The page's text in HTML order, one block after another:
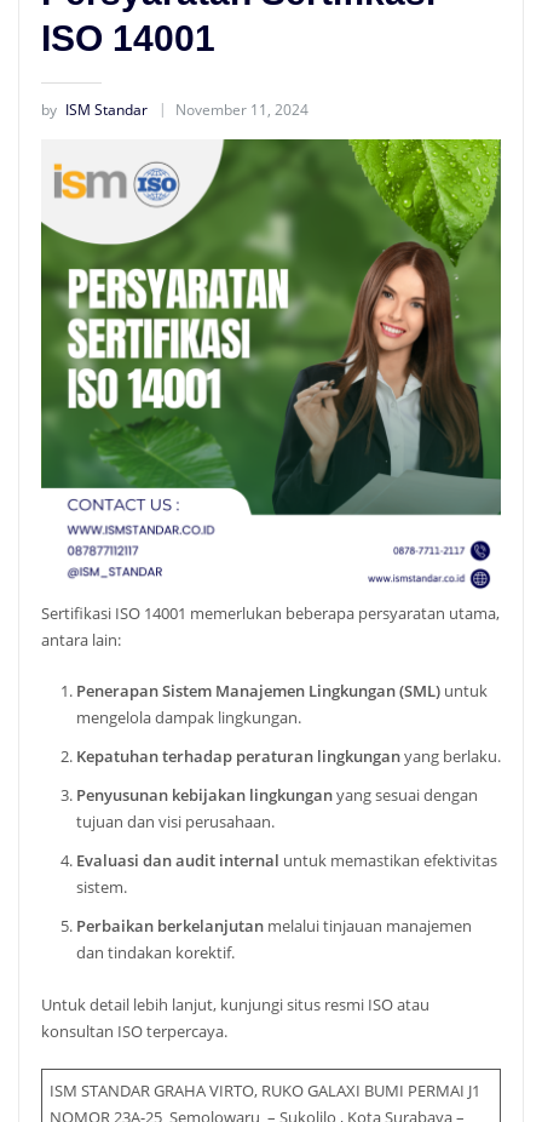
ISO 14001
by ISM Standar November 11, 2024
Sertifikasi ISO 14001 memerlukan beberapa persyaratan utama,
antara lain:
Penerapan Sistem Manajemen Lingkungan (SML) untuk
mengelola dampak lingkungan.
Kepatuhan terhadap peraturan lingkunganyang berlaku.
Penyusunan kebijakan lingkunganyang sesuai dengan
tujuan dan visi perusahaan.
Evaluasi dan audit internal untuk memastikan efektivitas
sistem.
Perbaikan berkelanjutan melalui tinjauan manajemen
dan tindakan korektif.
Untuk detail lebih lanjut, kunjungi situs resmi ISO atau
konsultan ISO terpercaya.
ISM STANDAR GRAHA VIRTO, RUKO GALAXI BUMI PERMAI J1